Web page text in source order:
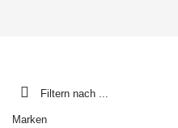
Filtern nach ...
Marken